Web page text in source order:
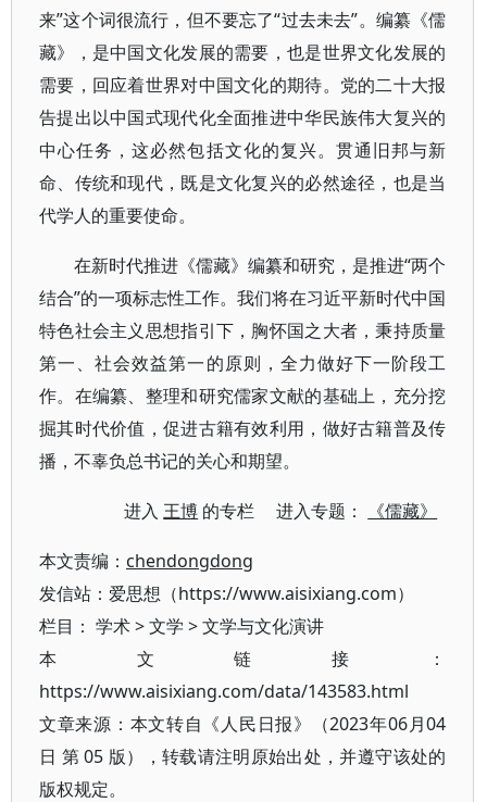
来”这个词很流行，但不要忘了“过去未去”。编纂《儒
藏》，是中国文化发展的需要，也是世界文化发展的
需要，回应着世界对中国文化的期待。党的二十大报
告提出以中国式现代化全面推进中华民族伟大复兴的
中心任务，这必然包括文化的复兴。贯通旧邦与新
命、传统和现代，既是文化复兴的必然途径，也是当
代学人的重要使命。
在新时代推进《儒藏》编纂和研究，是推进“两个
结合”的一项标志性工作。我们将在习近平新时代中国
特色社会主义思想指引下，胸怀国之大者，秉持质量
第一、社会效益第一的原则，全力做好下一阶段工
作。在编纂、整理和研究儒家文献的基础上，充分挖
掘其时代价值，促进古籍有效利用，做好古籍普及传
播，不辜负总书记的关心和期望。
进入王博 的专栏 进入专题： 《儒藏》
本文责编： chendongdong
发信站：爱思想（https://www.aisixiang.com）
栏目： 学术>文学 >文学与文化演讲
本文链接：
https://www.aisixiang.com/data/143583.html
文章来源：本文转自《人民日报》（2023年06月04
日 第 05 版），转载请注明原始出处，并遵守该处的
版权规定。